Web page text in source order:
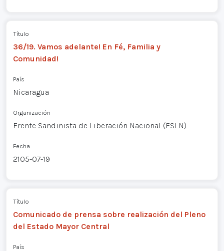
Título
36/19. Vamos adelante! En Fé, Familia y
Comunidad!
País
Nicaragua
Organización
Frente Sandinista de Liberación Nacional (FSLN)
Fecha
2105-07-19
Título
Comunicado de prensa sobre realización del Pleno
del Estado Mayor Central
País